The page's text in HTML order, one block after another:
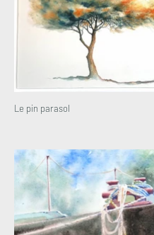
Le pin parasol